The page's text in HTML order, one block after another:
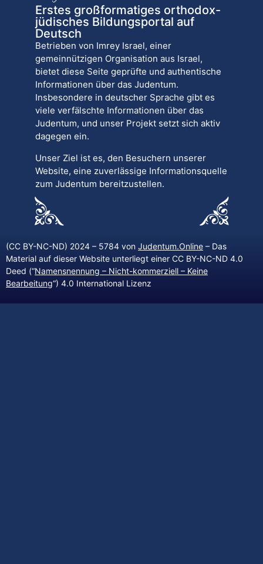
Erstes großformatiges orthodox-
jüdisches Bildungsportal auf
Deutsch
Betrieben von Imrey Israel, einer
gemeinnützigen Organisation aus Israel,
bietet diese Seite geprüfte und authentische
Informationen über das Judentum.
Insbesondere in deutscher Sprache gibt es
viele verfälschte Informationen über das
Judentum, und unser Projekt setzt sich aktiv
dagegen ein.
Unser Ziel ist es, den Besuchern unserer
Website, eine zuverlässige Informationsquelle
zum Judentum bereitzustellen.
(CC BY-NC-ND) 2024 – 5784 von Judentum.Online – Das
Material auf dieser Website unterliegt einer CC BY-NC-ND 4.0
Deed (“Namensnennung – Nicht-kommerziell – Keine
Bearbeitung“) 4.0 International Lizenz